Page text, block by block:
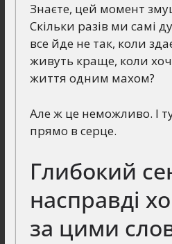
Знаєте, цей момент
Скільки разів ми самі
все йде не так, коли
живуть краще, коли
життя одним махом?
Але ж це неможливо. І
прямо в серце.
Глибокий
насправді
за цими